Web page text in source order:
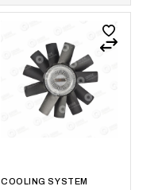
COOLING SYSTEM